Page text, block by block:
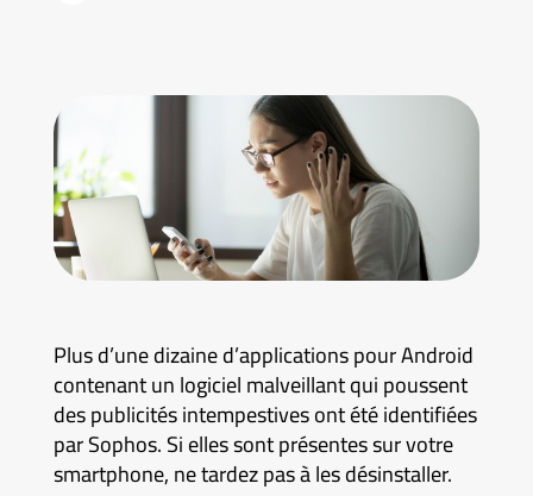
Plus d’une dizaine d’applications pour Android
contenant un logiciel malveillant qui poussent
des publicités intempestives ont été identifiées
par Sophos. Si elles sont présentes sur votre
smartphone, ne tardez pas à les désinstaller.